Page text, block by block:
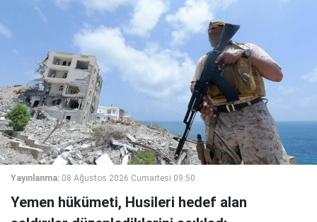
Yayınlanma: 08 Ağustos 2026 Cumartesi 09:50
Yemen hükümeti, Husileri hedef alan